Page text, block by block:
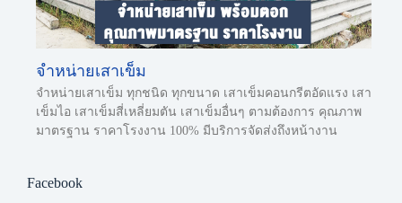
จำหน่ายเสาเข็ม
จำหน่ายเสาเข็ม ทุกชนิด ทุกขนาด เสาเข็มคอนกรีตอัดแรง เสา
เข็มไอ เสาเข็มสี่เหลี่ยมตัน เสาเข็มอื่นๆ ตามต้องการ คุณภาพ
มาตรฐาน ราคาโรงงาน 100% มีบริการจัดส่งถึงหน้างาน
Facebook